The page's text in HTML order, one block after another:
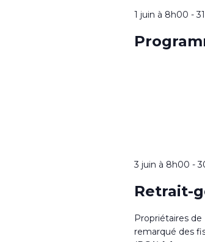
1 juin à 8h00 -
3 juin à 8h00 -
Retrait-
Propriétaires
remarqué des